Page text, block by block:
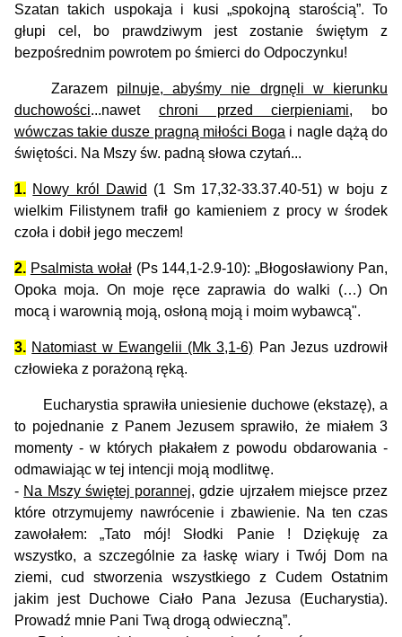
Szatan takich uspokaja i kusi „spokojną starością”. To
głupi cel, bo prawdziwym jest zostanie świętym z
bezpośrednim powrotem po śmierci do Odpoczynku!
Zarazem pilnuje, abyśmy nie drgnęli w kierunku
duchowości...nawet chroni przed cierpieniami, bo
wówczas takie dusze pragną miłości Boga i nagle dążą do
świętości. Na Mszy św. padną słowa czytań...
1. Nowy król Dawid (1 Sm 17,32-33.37.40-51) w boju z
wielkim Filistynem trafił go kamieniem z procy w środek
czoła i dobił jego meczem!
2. Psalmista wołał(Ps 144,1-2.9-10): „Błogosławiony Pan,
Opoka moja. On moje ręce zaprawia do walki (…) On
mocą i warownią moją, osłoną moją i moim wybawcą".
3. Natomiast w Ewangelii (Mk 3,1-6) Pan Jezus uzdrowił
człowieka z porażoną ręką.
Eucharystia sprawiła uniesienie duchowe (ekstazę), a
to pojednanie z Panem Jezusem sprawiło, że miałem 3
momenty - w których płakałem z powodu obdarowania -
odmawiając w tej intencji moją modlitwę.
- Na Mszy świętej porannej, gdzie ujrzałem miejsce przez
które otrzymujemy nawrócenie i zbawienie. Na ten czas
zawołałem: „Tato mój! Słodki Panie ! Dziękuję za
wszystko, a szczególnie za łaskę wiary i Twój Dom na
ziemi, cud stworzenia wszystkiego z Cudem Ostatnim
jakim jest Duchowe Ciało Pana Jezusa (Eucharystia).
Prowadź mnie Pani Twą drogą odwieczną”.